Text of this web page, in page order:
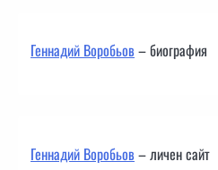
Геннадий Воробьов– биография
Геннадий Воробьов– личен сайт